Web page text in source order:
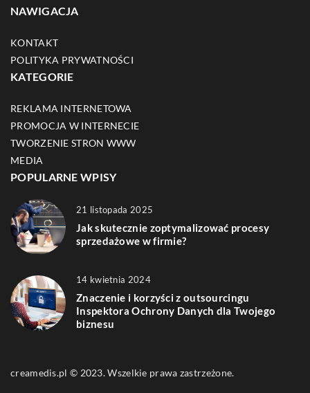
NAWIGACJA
KONTAKT
POLITYKA PRYWATNOŚCI
KATEGORIE
REKLAMA INTERNETOWA
PROMOCJA W INTERNECIE
TWORZENIE STRON WWW
MEDIA
POPULARNE WPISY
21 listopada 2025
Jak skutecznie zoptymalizować procesy
sprzedażowe w firmie?
14 kwietnia 2024
Znaczenie i korzyści z outsourcingu
Inspektora Ochrony Danych dla Twojego
biznesu
creamedis.pl © 2023. Wszelkie prawa zastrzeżone.